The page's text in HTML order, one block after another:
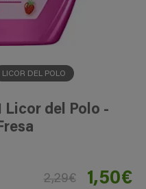
LICOR DEL POLO
Licor del Polo -
2,29€ 1,50€